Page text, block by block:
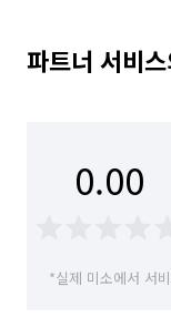
파트너 서비
0.00
*실제 미소에서 서